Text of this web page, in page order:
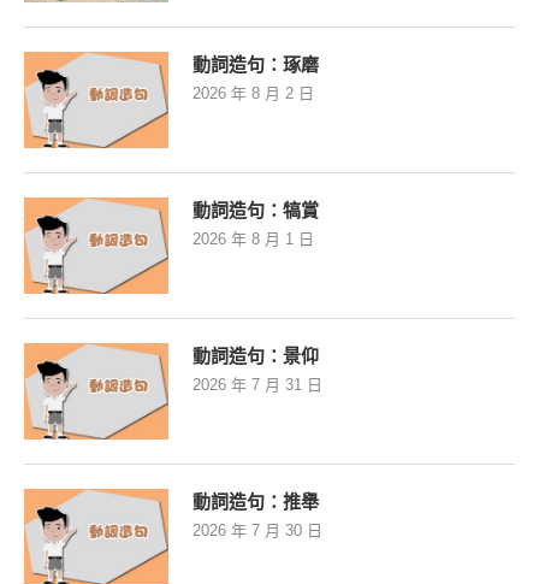
動詞造句：琢磨
2026 年 8 月 2 日
動詞造句：犒賞
2026 年 8 月 1 日
動詞造句：景仰
2026 年 7 月 31 日
動詞造句：推舉
2026 年 7 月 30 日